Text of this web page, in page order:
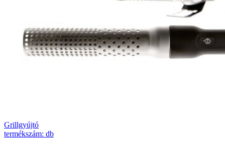
Grillgyújtó
termékszám: db